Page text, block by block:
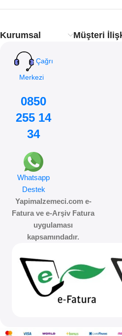
Kurumsal Müşteri
Çağrı
Merkezi
0850
255 14
34
Whatsapp
Destek
Yapimalzemeci.com e-
Fatura ve e-Arşiv Fatura
uygulaması
kapsamındadır.